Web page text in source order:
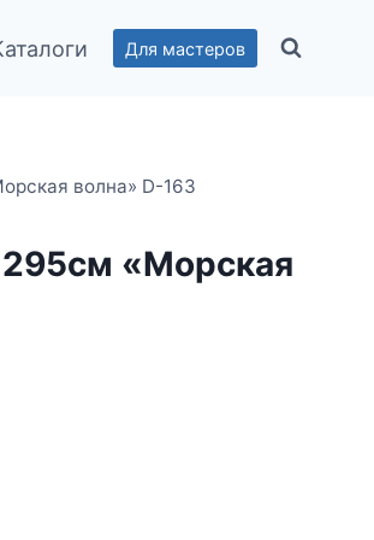
Для мастеров
волна» D-163
«Морская